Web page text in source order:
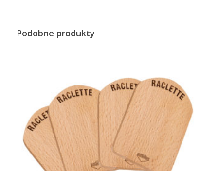
Podobne produkty